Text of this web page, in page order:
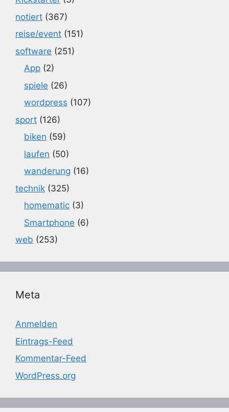
notiert (367)
reise/event (151)
software (251)
App (2)
spiele (26)
wordpress (107)
sport (126)
biken (59)
laufen (50)
wanderung (16)
technik (325)
homematic (3)
Smartphone (6)
web (253)
Meta
Anmelden
Eintrags-Feed
Kommentar-Feed
WordPress.org